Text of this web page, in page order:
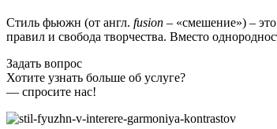
Стиль фьюжн (от англ. fusion – «смешение») –
правил и свобода творчества. Вместо
Задать вопрос
Хотите узнать больше об услуге?
— спросите нас!